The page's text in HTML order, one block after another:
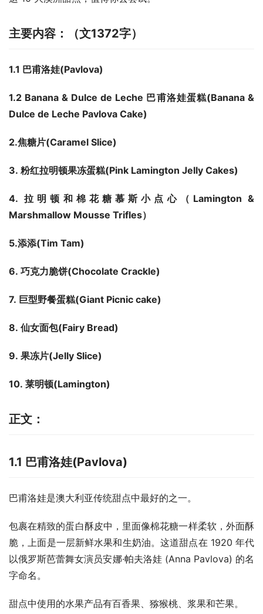
主要内容：（文1372字）
1.1 巴甫洛娃(Pavlova)
1.2 Banana & Dulce de Leche 巴甫洛娃蛋糕(Banana &
Dulce de Leche Pavlova Cake)
2.焦糖片(Caramel Slice)
3. 粉红拉明顿果冻蛋糕(Pink Lamington Jelly Cakes)
4. 拉明顿和棉花糖慕斯小点心 （ Lamington &
Marshmallow Mousse Trifles）
5.添添(Tim Tam)
6. 巧克力脆饼(Chocolate Crackle)
7. 巨型野餐蛋糕(Giant Picnic cake)
8. 仙女面包(Fairy Bread)
9. 果冻片(Jelly Slice)
10. 莱明顿(Lamington)
正文：
1.1 巴甫洛娃(Pavlova)
巴甫洛娃是澳大利亚传统甜点中最好的之一。
包裹在精致的蛋白酥皮中，里面像棉花糖一样柔软，外面酥
脆，上面是一层新鲜水果和生奶油。这道甜点在 1920 年代
以俄罗斯芭蕾舞女演员安娜·帕夫洛娃 (Anna Pavlova) 的名
字命名。
甜点中使用的水果产品有百香果、猕猴桃、浆果和芒果。